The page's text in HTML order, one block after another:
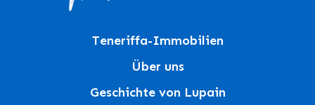
Teneriffa-Immobilien
Über uns
Geschichte von Lupain